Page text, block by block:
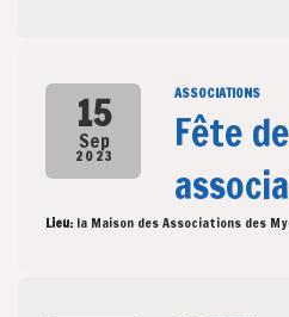
15
Sep
2023
ASSOCIATIONS
Fête
Lieu: la Maison des Associations des